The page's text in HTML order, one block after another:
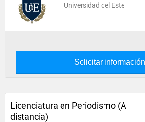
Universidad del Este
Solicitar información
Licenciatura en Periodismo (A
distancia)